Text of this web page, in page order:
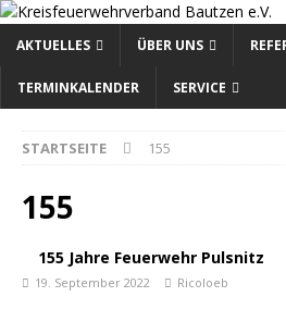
AKTUELLES ÜBER UNS
TERMINKALENDER SERVICE
STARTSEITE 155
155
155 Jahre Feuerwehr Pulsnitz
19. September 2022 Ricoloeb